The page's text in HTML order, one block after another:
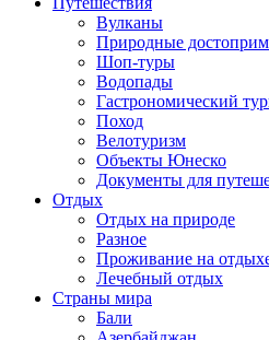
Вулканы
Природные
Шоп-туры
Водопады
Гастрономический
Поход
Велотуризм
Объекты Юнеско
Документы для
Отдых
Отдых на природе
Разное
Проживание на
Лечебный отдых
Страны мира
Бали